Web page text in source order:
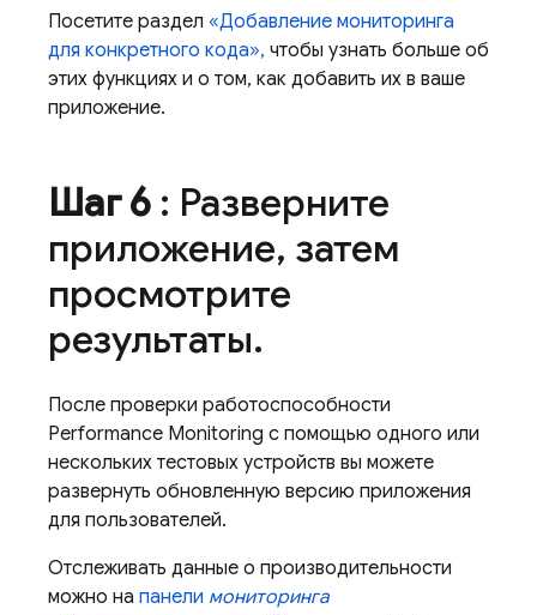
Посетите раздел «Добавление мониторинга
для конкретного кода», чтобы узнать больше об
этих функциях и о том, как добавить их в ваше
приложение.
Шаг 6 : Разверните
приложение, затем
просмотрите
результаты.
После проверки работоспособности
Performance Monitoring с помощью одного или
нескольких тестовых устройств вы можете
развернуть обновленную версию приложения
для пользователей.
Отслеживать данные о производительности
можно на панели мониторинга